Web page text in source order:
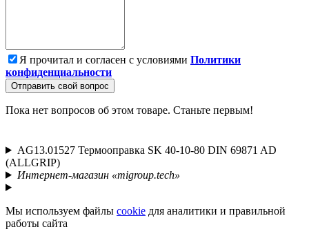
Я прочитал и согласен с условиями Политики
конфиденциальности
Отправить свой вопрос
Пока нет вопросов об этом товаре. Станьте первым!
AG13.01527 Термооправка SK 40-10-80 DIN 69871 AD
(ALLGRIP)
Интернет-магазин «migroup.tech»
Мы используем файлы cookie для аналитики и правильной
работы сайта